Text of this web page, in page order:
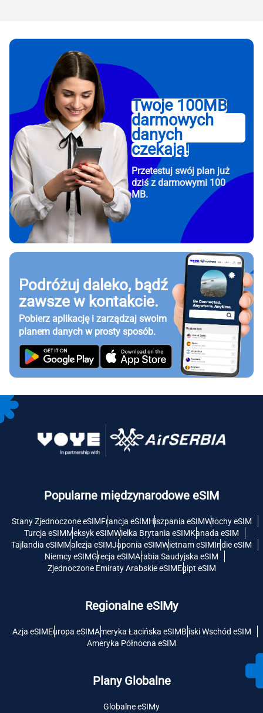
Twoje 100MB
darmowych
danych
czekają!
Przetestuj swój plan już
dziś z darmowymi 100
MB.
Podróżuj daleko, bądź
zawsze w kontakcie.
Pobierz aplikację i zarządzaj swoim
planem danych w prosty sposób.
Popularne międzynarodowe eSIM
Stany Zjednoczone eSIMFrancja eSIMHiszpania eSIMWłochy eSIM
Turcja eSIMMeksyk eSIMWielka Brytania eSIMKanada eSIM
Tajlandia eSIMMalezja eSIMJaponia eSIMWietnam eSIMIndie eSIM
Niemcy eSIMGrecja eSIMArabia Saudyjska eSIM
Zjednoczone Emiraty Arabskie eSIMEgipt eSIM
Regionalne eSIMy
Azja eSIMEuropa eSIMAmeryka Łacińska eSIMBliski Wschód eSIM
Ameryka Północna eSIM
Plany Globalne
Globalne eSIMy